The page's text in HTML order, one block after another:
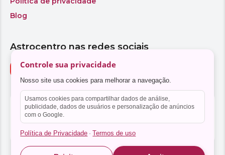
Controle sua privacidade
Nosso site usa cookies para melhorar a navegação.
Usamos cookies para compartilhar dados de análise,
publicidade, dados de usuários e personalização de anúncios
com o Google.
Política de Privacidade · Termos de uso